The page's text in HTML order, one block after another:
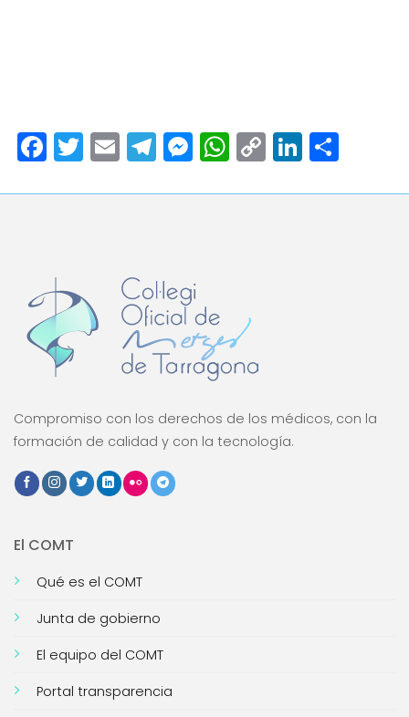
Facebook
Twitter
EmailTelegram
Messenger
WhatsApp
Copy
Link
Compromiso con los derechos de los médicos, con la
formación de calidad y con la tecnología.
El COMT
Qué es el COMT
Junta de gobierno
El equipo del COMT
Portal transparencia